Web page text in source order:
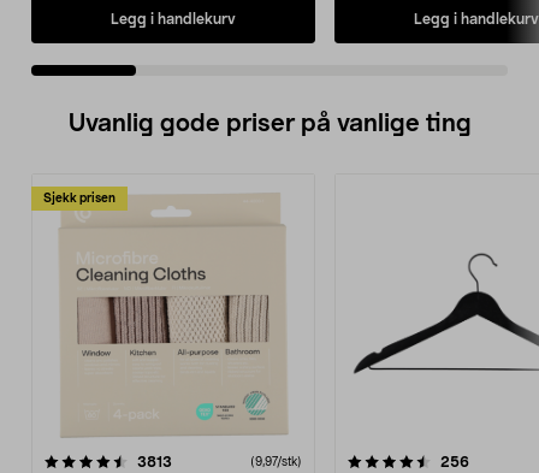
Legg i handlekurv Legg i handlekurv
Uvanlig gode priser på vanlige ting
Sjekk prisen
3813 anmeldelser(9,97/stk)
4.5av 5 stjerner 256
4.5av 5 stjerner